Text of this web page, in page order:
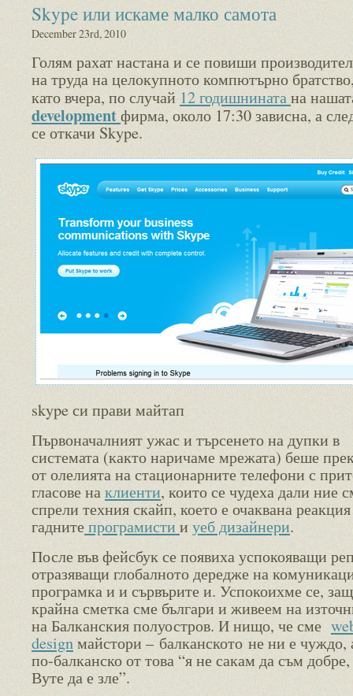
Skype или искаме малко самота
December 23rd, 2010
Голям рахат настана и се повиши
на труда на целокупното компютърно
като вчера, по случай 12 годишнинатана
developmentфирма, около 17:30 зависна, а
се откачи Skype.
skype си прави майтап
Първоначалният ужас и търсенето на дупки в
системата (както наричаме мрежата) беше
от олелията на стационарните телефони с
гласове наклиенти, които се чудеха дали ние
спрели техния скайп, което е очаквана
гаднитепрограмисти и уеб дизайнери.
После във фейсбук се появиха успокояващи
отразяващи глобалното дередже на
програмка и и сървърите и. Успокоихме се,
крайна сметка сме българи и живеем на
на Балканския полуостров. И нищо, че сме
designмайстори – балканското не ни е чуждо,
по-балканско от това “я не сакам да съм
Вуте да е зле”.